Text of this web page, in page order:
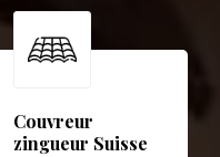
Couvreur
zingueur Suisse